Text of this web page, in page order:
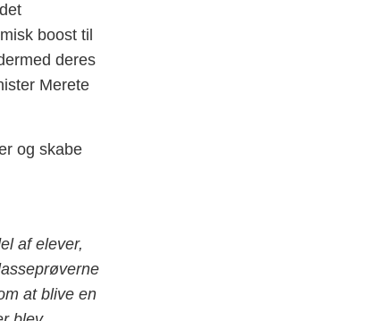
boost til
deres
Merete
og skabe
af elever,
at blive en